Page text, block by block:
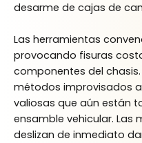
desarme de cajas de
Las herramientas
provocando fisuras
componentes del chasis.
métodos improvisados
valiosas que aún están
ensamble vehicular. Las
deslizan de inmediato